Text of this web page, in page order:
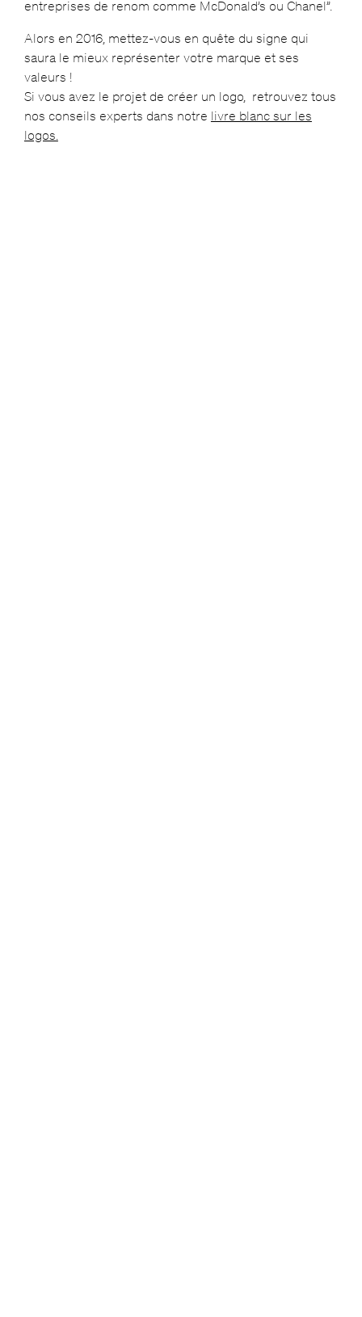
entreprises de renom comme McDonald’s ou Chanel”.
Alors en 2016, mettez-vous en quête du signe qui
saura le mieux représenter votre marque et ses
valeurs !
Si vous avez le projet de créer un logo, retrouvez tous
nos conseils experts dans notre livre blanc sur les
logos.